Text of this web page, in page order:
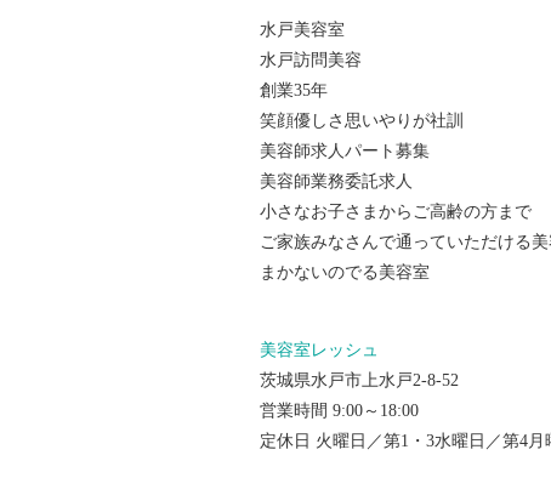
水戸美容室
水戸訪問美容
創業35年
笑顔優しさ思いやりが社訓
美容師求人パート募集
美容師業務委託求人
小さなお子さまからご高齢の方まで
ご家族みなさんで通っていただける
まかないのでる美容室
美容室レッシュ
茨城県水戸市上水戸2-8-52
営業時間 9:00～18:00
定休日 火曜日／第1・3水曜日／第4月